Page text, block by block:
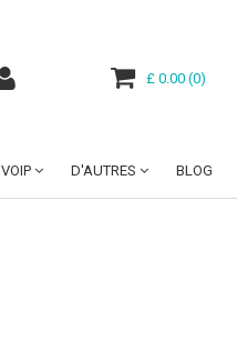
£ 0.00 (0)
VOIP D'AUTRES BLOG